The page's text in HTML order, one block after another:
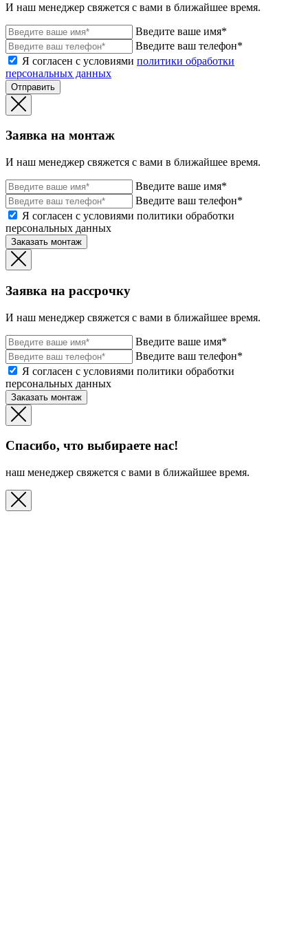
И наш менеджер свяжется с вами в ближайшее время.
Введите ваше имя*
Введите ваш телефон*
Я согласен с условиями политики обработки
персональных данных
Отправить
Заявка на монтаж
И наш менеджер свяжется с вами в ближайшее время.
Введите ваше имя*
Введите ваш телефон*
Я согласен с условиями политики обработки
персональных данных
Заказать монтаж
Заявка на рассрочку
И наш менеджер свяжется с вами в ближайшее время.
Введите ваше имя*
Введите ваш телефон*
Я согласен с условиями политики обработки
персональных данных
Заказать монтаж
Спасибо, что выбираете нас!
наш менеджер свяжется с вами в ближайшее время.